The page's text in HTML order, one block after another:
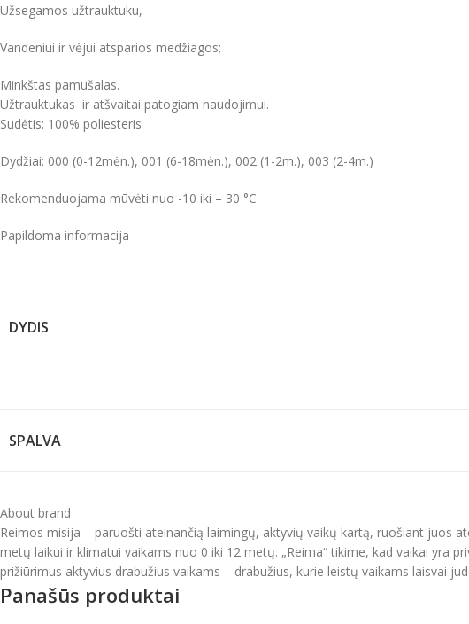
Užsegamos užtrauktuku,
Vandeniui ir vėjui atsparios medžiagos;
Minkštas pamušalas.
Užtrauktukas ir atšvaitai patogiam naudojimui.
Sudėtis: 100% poliesteris
Dydžiai: 000 (0-12mėn.), 001 (6-18mėn.), 002 (1-2m.), 003 (2-4m.)
Rekomenduojama mūvėti nuo -10 iki – 30 °C
Papildoma informacija
DYDIS
SPALVA
About brand
Reimos misija – paruošti ateinančią laimingų, aktyvių vaikų kartą, ruošiant juos
metų laikui ir klimatui vaikams nuo 0 iki 12 metų. „Reima“ tikime, kad vaikai yra
prižiūrimus aktyvius drabužius vaikams – drabužius, kurie leistų vaikams laisvai
Panašūs produktai